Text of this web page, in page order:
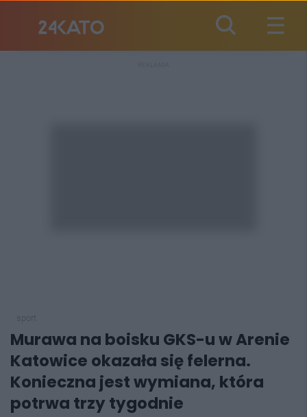
Murawa na boisku GKS-u w Arenie
Katowice okazała się felerna.
Konieczna jest wymiana, która
potrwa trzy tygodnie